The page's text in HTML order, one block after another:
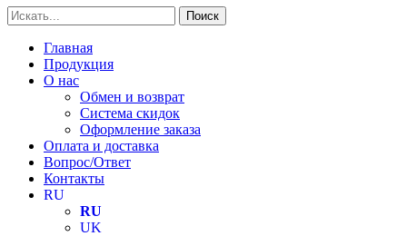
Главная
Продукция
О нас
Обмен и возврат
Система скидок
Оформление заказа
Оплата и доставка
Вопрос/Ответ
Контакты
RU
RU
UK